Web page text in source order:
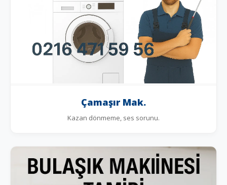
Çamaşır Mak.
Kazan dönmeme, ses sorunu.